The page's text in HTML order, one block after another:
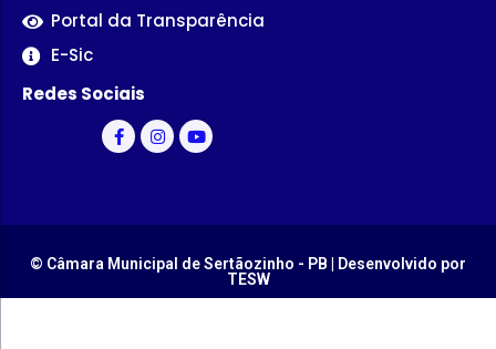
Portal da Transparência
E-Sic
Redes Sociais
© Câmara Municipal de Sertãozinho - PB | Desenvolvido por
TESW